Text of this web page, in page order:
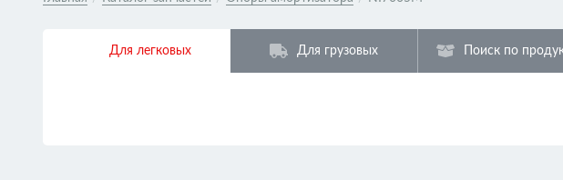
Для легковых Для грузовых Поиск по